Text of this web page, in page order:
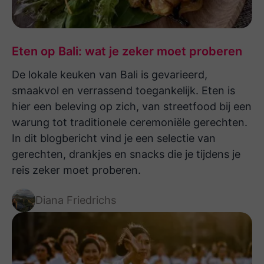
gesnorkeld. Hotels waren top, Suku was
inderdaad meer voor jonge mensen die
goed ter been waren, maar
complimenten voor Namaste en de
lokale agent want alles werd gelijk
geregeld. Moet wel wennen om weer
thuis te zijn, want de sfeer in Indonesië
is echt geweldig zo relax en fijn. Dank
jullie wel voor deze geweldige reis!
Wij hebben in september een 26-daagse
intensieve, maar zo’n prachtige rondreis
door Sumatra en Sulawesi gemaakt. In
één woord FANTASTISCH! Top geregeld
door Namasté. Van natuur, jungle, naar
Eten op Bali: wat je zeker moet proberen
De lokale keuken van Bali is gevarieerd,
smaakvol en verrassend toegankelijk. Eten is
hier een beleving op zich, van streetfood bij een
warung tot traditionele ceremoniële gerechten.
In dit blogbericht vind je een selectie van
gerechten, drankjes en snacks die je tijdens je
reis zeker moet proberen.
Diana Friedrichs